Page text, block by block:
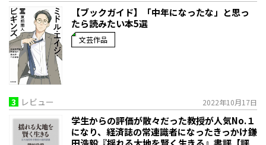
【ブックガイド】「中年になったな」と思っ
たら読みたい本5選
文芸作品
3 レビュー 2022年10月17日
学生からの評価が散々だった教授が人気No.１
になり、経済誌の常連識者になったきっかけ――鎌